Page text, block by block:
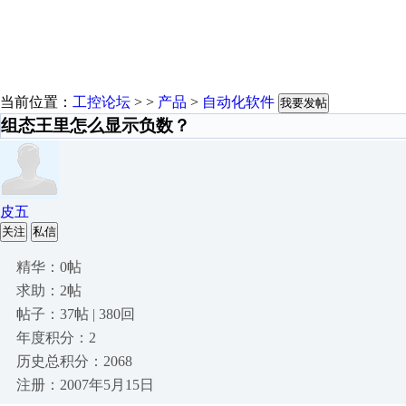
当前位置： 工控论坛 > > 产品 > 自动化软件 我要发帖
组态王里怎么显示负数？
皮五
关注 私信
精华：0帖
求助：2帖
帖子：37帖 | 380回
年度积分：2
历史总积分：2068
注册：2007年5月15日